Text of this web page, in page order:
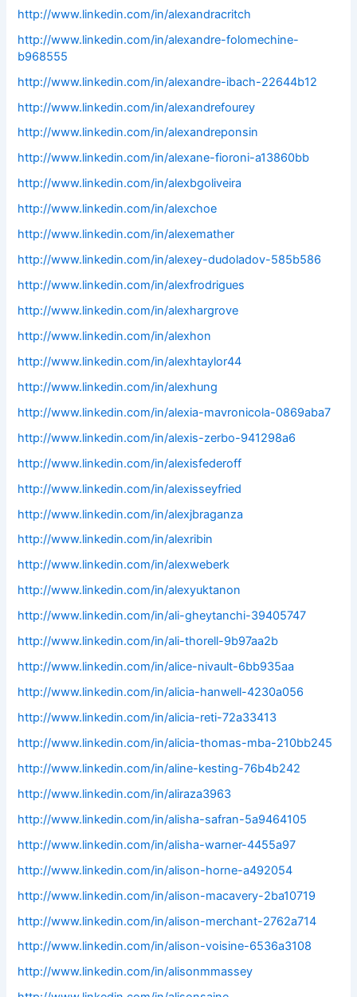
http://www.linkedin.com/in/alexandracritch
http://www.linkedin.com/in/alexandre-folomechine-
b968555
http://www.linkedin.com/in/alexandre-ibach-22644b12
http://www.linkedin.com/in/alexandrefourey
http://www.linkedin.com/in/alexandreponsin
http://www.linkedin.com/in/alexane-fioroni-a13860bb
http://www.linkedin.com/in/alexbgoliveira
http://www.linkedin.com/in/alexchoe
http://www.linkedin.com/in/alexemather
http://www.linkedin.com/in/alexey-dudoladov-585b586
http://www.linkedin.com/in/alexfrodrigues
http://www.linkedin.com/in/alexhargrove
http://www.linkedin.com/in/alexhon
http://www.linkedin.com/in/alexhtaylor44
http://www.linkedin.com/in/alexhung
http://www.linkedin.com/in/alexia-mavronicola-0869aba7
http://www.linkedin.com/in/alexis-zerbo-941298a6
http://www.linkedin.com/in/alexisfederoff
http://www.linkedin.com/in/alexisseyfried
http://www.linkedin.com/in/alexjbraganza
http://www.linkedin.com/in/alexribin
http://www.linkedin.com/in/alexweberk
http://www.linkedin.com/in/alexyuktanon
http://www.linkedin.com/in/ali-gheytanchi-39405747
http://www.linkedin.com/in/ali-thorell-9b97aa2b
http://www.linkedin.com/in/alice-nivault-6bb935aa
http://www.linkedin.com/in/alicia-hanwell-4230a056
http://www.linkedin.com/in/alicia-reti-72a33413
http://www.linkedin.com/in/alicia-thomas-mba-210bb245
http://www.linkedin.com/in/aline-kesting-76b4b242
http://www.linkedin.com/in/aliraza3963
http://www.linkedin.com/in/alisha-safran-5a9464105
http://www.linkedin.com/in/alisha-warner-4455a97
http://www.linkedin.com/in/alison-horne-a492054
http://www.linkedin.com/in/alison-macavery-2ba10719
http://www.linkedin.com/in/alison-merchant-2762a714
http://www.linkedin.com/in/alison-voisine-6536a3108
http://www.linkedin.com/in/alisonmmassey